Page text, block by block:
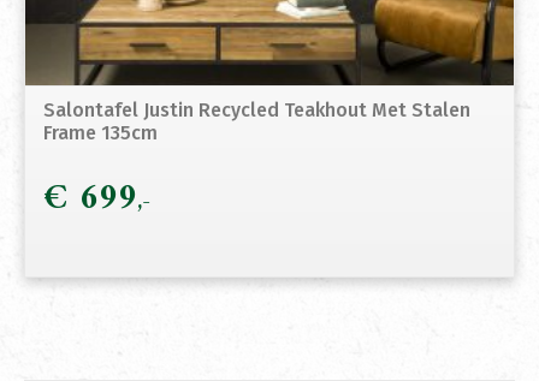
Salontafel Justin Recycled Teakhout Met Stalen
Frame 135cm
€ 699